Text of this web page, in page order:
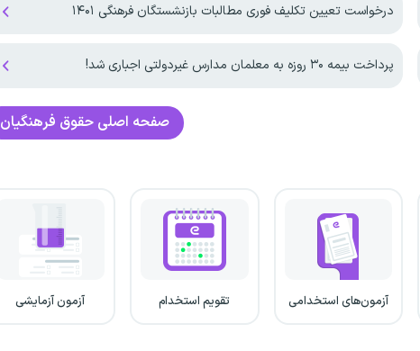
درخواست تعیین تکلیف فوری مطالبات بازنشستگان فرهنگی ۱۴۰۱
پرداخت بیمه ۳۰ روزه به معلمان مدارس غیردولتی اجباری شد!
صفحه اصلیحقوق فرهنگیان
آزمون‌های استخدامی تقویم استخدام آزمون آزمایشی